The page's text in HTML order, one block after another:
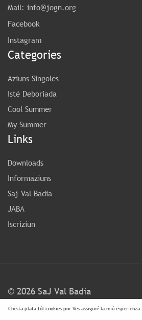
Chësta plata tól cookies por Ves assiguré la miú esperiënza.
Mail: info@jogn.org
Facebook
Instagram
Categories
Aziuns Singoles
Isté Deboriada
Cool Summer
My Summer
Links
Downloads
Informaziuns
Saj Val Badia
JABA
Iscriziun
© 2026 SaJ Val Badia
FAQ